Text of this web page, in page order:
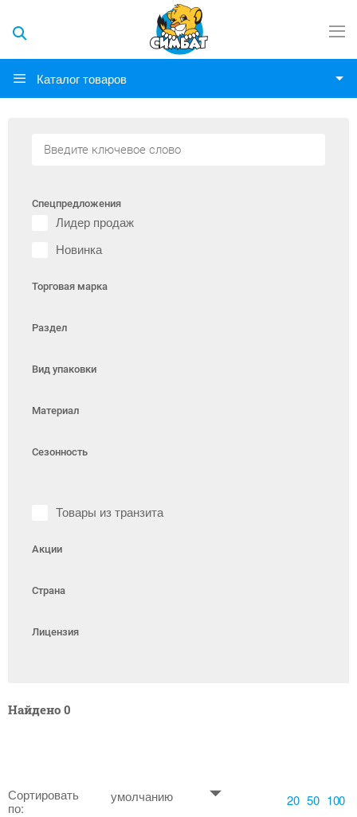
Каталог товаров
Спецпредложения
Лидер продаж
Новинка
Торговая марка
Раздел
Вид упаковки
Материал
Сезонность
Товары из транзита
Акции
Страна
Лицензия
Найдено 0
Сортировать
по:
умолчанию 20 50 100